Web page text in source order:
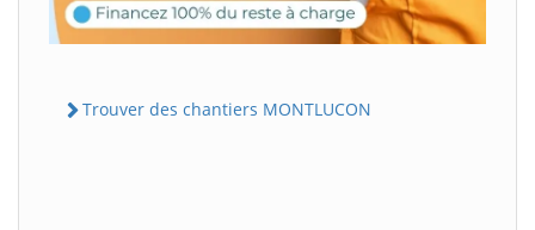
Trouver des chantiers MONTLUCON